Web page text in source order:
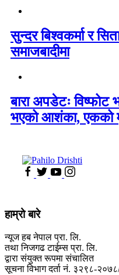
सुन्दर बिश्वकर्मा र
समाजबादीमा
बारा अपडेटः विष्फोट
भएको आशंका, एकको
हाम्रो बारे
न्यूज हब नेपाल प्रा. लि.
तथा निजगढ टाईम्स प्रा. लि.
द्वारा संयुक्त रूपमा संचालित
सूचना विभाग दर्ता नं. ३२९८-